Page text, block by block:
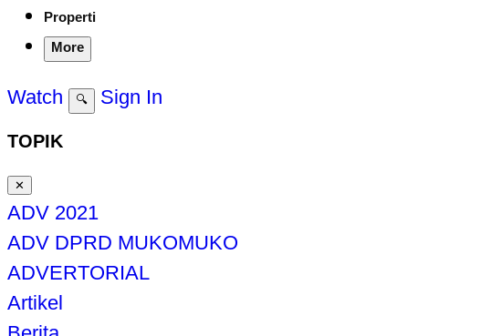
Properti
More
Watch 🔍 Sign In
TOPIK
✕
ADV 2021
ADV DPRD MUKOMUKO
ADVERTORIAL
Artikel